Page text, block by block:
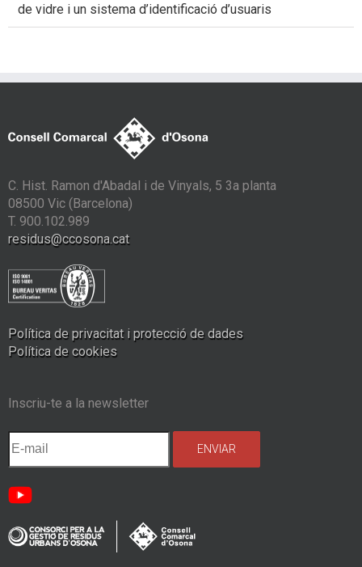
de vidre i un sistema d’identificació d’usuaris
C. Hist. Ramon d'Abadal i de Vinyals, 5 3a planta
08500 Vic (Barcelona)
T. 900.102.989
residus@ccosona.cat
Política de privacitat i protecció de dades
Política de cookies
Inscriu-te a la newsletter